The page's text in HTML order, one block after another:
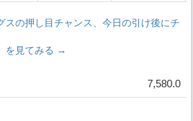
スの押し目チャンス、今日の引け後にチ
を見てみる →
7,580.0